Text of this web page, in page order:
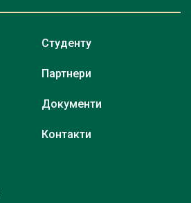
Студенту
Партнери
Документи
Контакти